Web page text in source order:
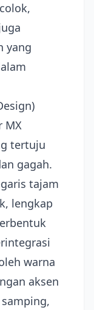
yang
MX
tertuju
gagah.
tajam
lengkap
warna
aksen